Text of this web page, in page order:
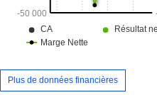
Plus de données financières